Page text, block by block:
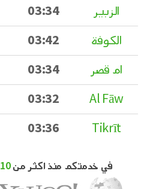
الزبير
03:34
الكوفة
03:42
ام قصر
03:34
Al Fāw
03:32
Tikrīt
03:36
في خدمتكم منذ اكثر من10 سنوات